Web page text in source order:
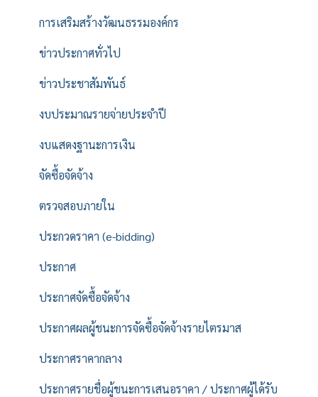
การเสริมสร้างวัฒนธรรมองค์กร
ข่าวประกาศทั่วไป
ข่าวประชาสัมพันธ์
งบประมาณรายจ่ายประจำปี
งบแสดงฐานะการเงิน
จัดซื้อจัดจ้าง
ตรวจสอบภายใน
ประกวดราคา (e-bidding)
ประกาศ
ประกาศจัดซื้อจัดจ้าง
ประกาศผลผู้ชนะการจัดซื้อจัดจ้างรายไตรมาส
ประกาศราคากลาง
ประกาศรายชื่อผู้ชนะการเสนอราคา / ประกาศผู้ได้รับ